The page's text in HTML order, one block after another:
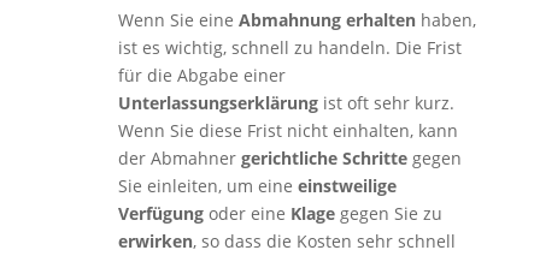
Wenn Sie eine Abmahnung erhaltenhaben,
ist es wichtig, schnell zu handeln. Die Frist
für die Abgabe einer
Unterlassungserklärungist oft sehr kurz.
Wenn Sie diese Frist nicht einhalten, kann
der Abmahner gerichtliche Schrittegegen
Sie einleiten, um eine einstweilige
Verfügungoder eine Klagegegen Sie zu
erwirken, so dass die Kosten sehr schnell